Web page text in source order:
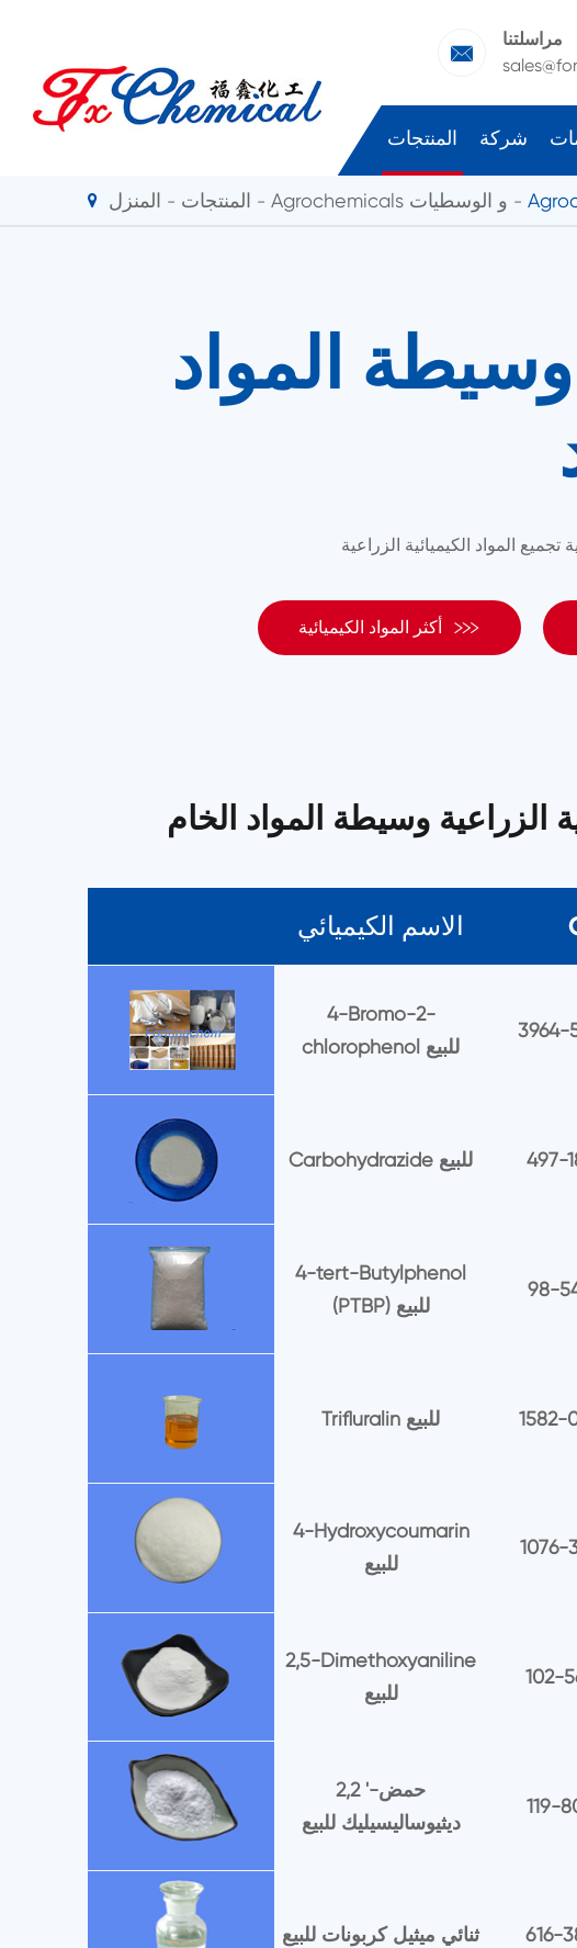

مراسلتنا
المنتجات شركة
المنزل المنتجات Agrochemicals و الوسطيات
وسيطة المواد
أكثر المواد الكيميائية 
الزراعية وسيطة المواد الخام
الاسم الكيميائي
4-Bromo-2-
chlorophenol للبيع
Carbohydrazide للبيع
4-tert-Butylphenol
(PTBP) للبيع
Trifluralin للبيع
4-Hydroxycoumarin
للبيع
2,5-Dimethoxyaniline
للبيع
2,2 '-حمض
ديثيوساليسيليك للبيع
ثنائي ميثيل كربونات للبيع